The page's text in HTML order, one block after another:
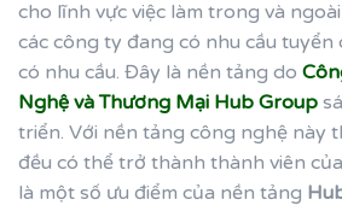
cho lĩnh vực việc làm trong và
các công ty đang có nhu cầu tuyển
có nhu cầu. Đây là nền tảng do
Nghệ và Thương Mại Hub Group
triển. Với nền tảng công nghệ này
đều có thể trở thành thành viên
là một số ưu điểm của nền tảng